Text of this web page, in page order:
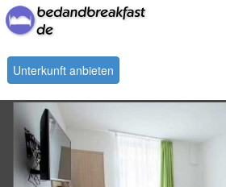
Unterkunft anbieten